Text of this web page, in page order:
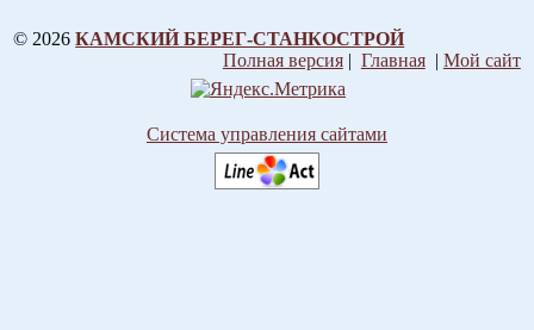
© 2026КАМСКИЙ БЕРЕГ-СТАНКОСТРОЙ
Полная версия| Главная| Мой сайт
Система управления сайтами